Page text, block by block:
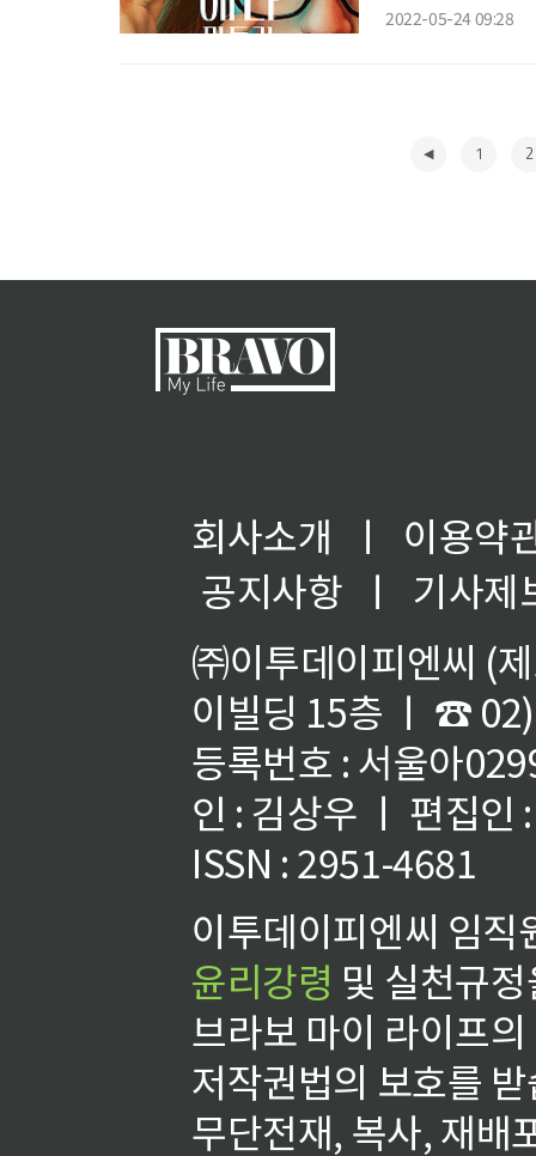
2022-05-24 09:28
1 2
회사소개 ㅣ
이용약
공지사항
ㅣ
기사제
㈜이투데이피엔씨 (
이빌딩 15층 ㅣ ☎
등록번호 : 서울아
인 : 김상우 ㅣ 편집인
ISSN : 2951-4681
이투데이피엔씨 임
윤리강령 및 실천규
브라보 마이 라이프
저작권법의 보호를
무단전재, 복사, 재배